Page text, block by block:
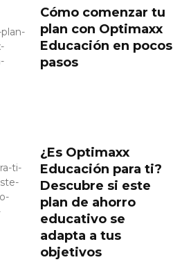
Cómo comenzar tu
plan con Optimaxx
Educación en pocos
pasos
¿Es Optimaxx
Educación para ti?
Descubre si este
plan de ahorro
educativo se
adapta a tus
objetivos